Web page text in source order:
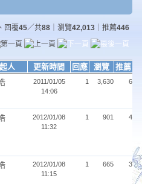
、回覆45／共88 ｜瀏覽42,013 ｜推薦446
人 更新時間 回應 瀏覽
推薦
2011/01/05
14:06
1 3,630 6
2012/01/08
11:32
1 901 4
2012/01/08
11:15
1 665 3